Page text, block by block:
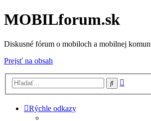
MOBILforum.sk
Diskusné fórum o mobiloch a mobilnej
Prejsť na obsah
Hľadať
Rýchle odkazy